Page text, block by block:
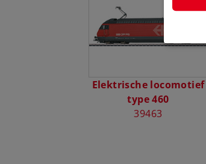
Elektrische locomotief
type 460
39463